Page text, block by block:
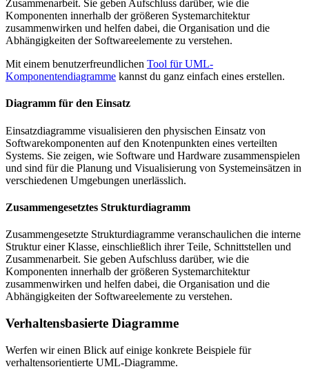
Zusammenarbeit. Sie geben Aufschluss darüber, wie die
Komponenten innerhalb der größeren Systemarchitektur
zusammenwirken und helfen dabei, die Organisation und die
Abhängigkeiten der Softwareelemente zu verstehen.
Mit einem benutzerfreundlichen Tool für UML-
Komponentendiagramme kannst du ganz einfach eines erstellen.
Diagramm für den Einsatz
Einsatzdiagramme visualisieren den physischen Einsatz von
Softwarekomponenten auf den Knotenpunkten eines verteilten
Systems. Sie zeigen, wie Software und Hardware zusammenspielen
und sind für die Planung und Visualisierung von Systemeinsätzen in
verschiedenen Umgebungen unerlässlich.
Zusammengesetztes Strukturdiagramm
Zusammengesetzte Strukturdiagramme veranschaulichen die interne
Struktur einer Klasse, einschließlich ihrer Teile, Schnittstellen und
Zusammenarbeit. Sie geben Aufschluss darüber, wie die
Komponenten innerhalb der größeren Systemarchitektur
zusammenwirken und helfen dabei, die Organisation und die
Abhängigkeiten der Softwareelemente zu verstehen.
Verhaltensbasierte Diagramme
Werfen wir einen Blick auf einige konkrete Beispiele für
verhaltensorientierte UML-Diagramme.